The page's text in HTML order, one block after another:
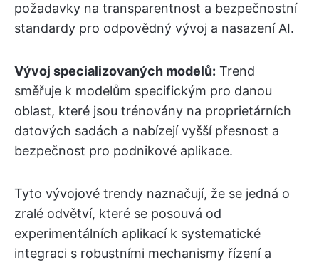
požadavky na transparentnost a bezpečnostní
standardy pro odpovědný vývoj a nasazení AI.
Vývoj specializovaných modelů: Trend
směřuje k modelům specifickým pro danou
oblast, které jsou trénovány na proprietárních
datových sadách a nabízejí vyšší přesnost a
bezpečnost pro podnikové aplikace.
Tyto vývojové trendy naznačují, že se jedná o
zralé odvětví, které se posouvá od
experimentálních aplikací k systematické
integraci s robustními mechanismy řízení a